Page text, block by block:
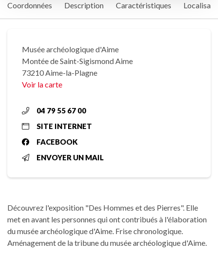
Coordonnées Description Caractéristiques
Musée archéologique d'Aime
Montée de Saint-Sigismond Aime
73210 Aime-la-Plagne
Voir la carte
04 79 55 67 00
SITE INTERNET
FACEBOOK
ENVOYER UN MAIL
Découvrez l'exposition "Des Hommes et des Pierres". Elle
met en avant les personnes qui ont contribués à l'élaboration
du musée archéologique d'Aime. Frise chronologique.
Aménagement de la tribune du musée archéologique d'Aime.